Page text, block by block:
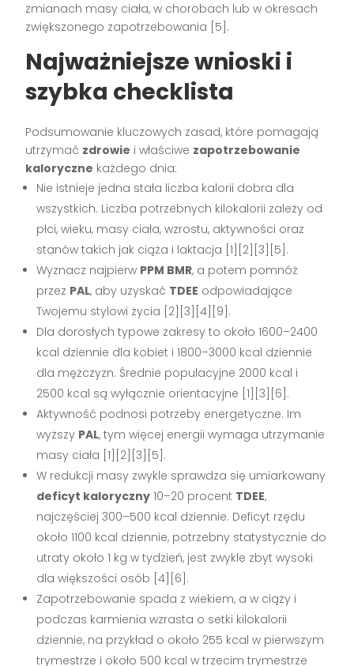
zmianach masy ciała, w chorobach lub w okresach
zwiększonego zapotrzebowania [5].
Najważniejsze wnioski i
szybka checklista
Podsumowanie kluczowych zasad, które pomagają
utrzymać zdrowie i właściwe zapotrzebowanie
kaloryczne każdego dnia:
Nie istnieje jedna stała liczba kalorii dobra dla
wszystkich. Liczba potrzebnych kilokalorii zależy od
płci, wieku, masy ciała, wzrostu, aktywności oraz
stanów takich jak ciąża i laktacja [1][2][3][5].
Wyznacz najpierw PPM BMR, a potem pomnóż
przez PAL, aby uzyskać TDEE odpowiadające
Twojemu stylowi życia [2][3][4][9].
Dla dorosłych typowe zakresy to około 1600–2400
kcal dziennie dla kobiet i 1800–3000 kcal dziennie
dla mężczyzn. Średnie populacyjne 2000 kcal i
2500 kcal są wyłącznie orientacyjne [1][3][6].
Aktywność podnosi potrzeby energetyczne. Im
wyższy PAL, tym więcej energii wymaga utrzymanie
masy ciała [1][2][3][5].
W redukcji masy zwykle sprawdza się umiarkowany
deficyt kaloryczny 10–20 procent TDEE,
najczęściej 300–500 kcal dziennie. Deficyt rzędu
około 1100 kcal dziennie, potrzebny statystycznie do
utraty około 1 kg w tydzień, jest zwykle zbyt wysoki
dla większości osób [4][6].
Zapotrzebowanie spada z wiekiem, a w ciąży i
podczas karmienia wzrasta o setki kilokalorii
dziennie, na przykład o około 255 kcal w pierwszym
trymestrze i około 500 kcal w trzecim trymestrze